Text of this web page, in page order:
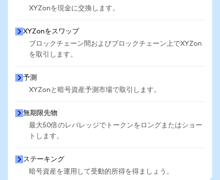
XYZonを現金に交換します。
XYZonをスワップ
ブロックチェーン間およびブロックチェーン上でXYZon
を取引します。
予測
XYZonと暗号資産予測市場で取引します。
無期限先物
最大50倍のレバレッジでトークンをロングまたはショー
トします。
ステーキング
暗号資産を運用して受動的所得を得ましょう。